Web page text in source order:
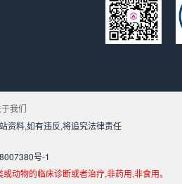
我们
资料,如有违反,将追究法律责任
号-1
动物的临床诊断或者治疗,非药用,非食用。